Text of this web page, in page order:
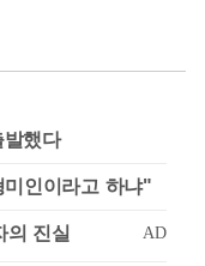
했다
인이라고 하냐"